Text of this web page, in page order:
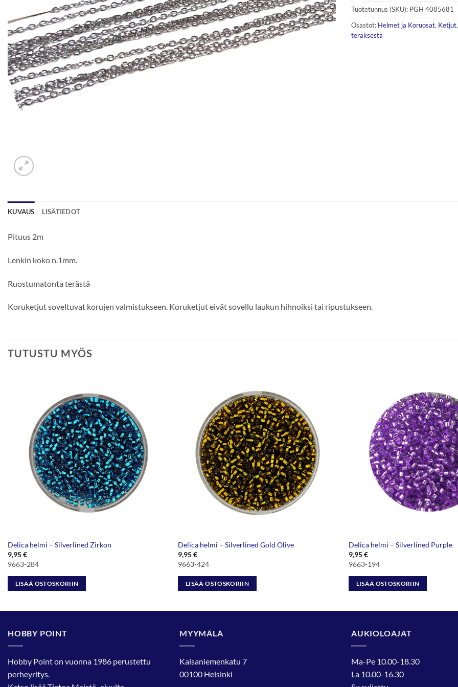
Tuotetunnus (SKU): PGH 4085681
Osastot: Helmet ja Koruosat, Ketjut,
teräksestä
KUVAUS LISÄTIEDOT
Pituus 2m
Lenkin koko n.1mm.
Ruostumatonta terästä
Koruketjut soveltuvat korujen valmistukseen. Koruketjut eivät sovellu laukun hihnoiksi tai ripustukseen.
TUTUSTU MYÖS
Delica helmi – Silverlined Zirkon
9,95€
9663-284
LISÄÄ OSTOSKORIIN
Delica helmi – Silverlined Gold Olive
9,95€
9663-424
LISÄÄ OSTOSKORIIN
Delica helmi – Silverlined Purple
9,95€
9663-194
LISÄÄ OSTOSKORIIN
HOBBY POINT
Hobby Point on vuonna 1986 perustettu
perheyritys.
MYYMÄLÄ
Kaisaniemenkatu 7
00100 Helsinki
AUKIOLOAJAT
Ma-Pe 10.00-18.30
La 10.00-16.30